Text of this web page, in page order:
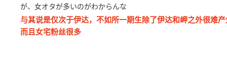
が、女オタが多いのがわからんな
与其说是仅次于伊达，不如所一期生除了伊达和岬之外很难
而且女宅粉丝很多